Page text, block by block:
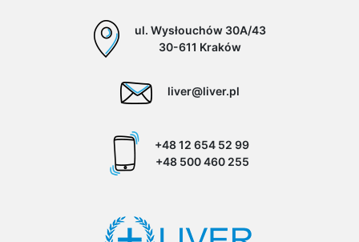
ul. Wysłouchów 30A/43
30-611 Kraków
liver@liver.pl
+48 12 654 52 99
+48 500 460 255